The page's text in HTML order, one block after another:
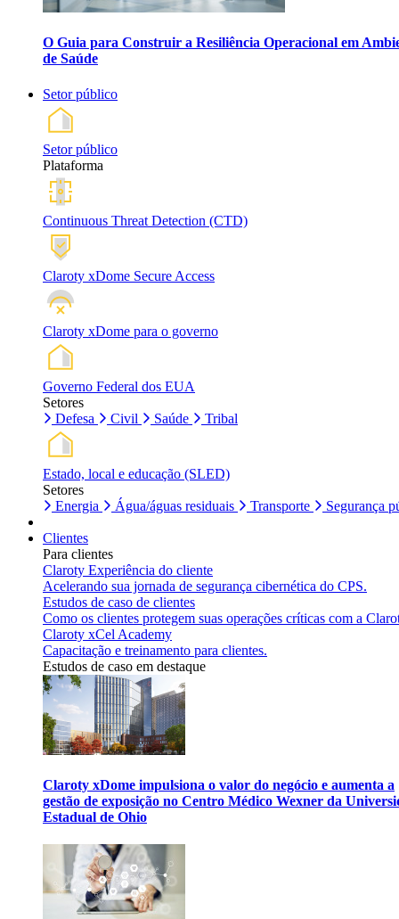
O Guia para Construir a Resiliência Operacional em
de Saúde
Setor público
Setor público
Plataforma
Continuous Threat Detection (CTD)
Claroty xDome Secure Access
Claroty xDome para o governo
Governo Federal dos EUA
Setores
Defesa
Civil Saúde Tribal
Estado, local e educação (SLED)
Setores
Energia
Água/águas residuais Transporte Segurança
Clientes
Para clientes
Claroty Experiência do cliente
Acelerando sua jornada de segurança cibernética do CPS.
Estudos de caso de clientes
Como os clientes protegem suas operações críticas com a
Claroty xCel Academy
Capacitação e treinamento para clientes.
Estudos de caso em destaque
Claroty xDome impulsiona o valor do negócio e aumenta a
gestão de exposição no Centro Médico Wexner da
Estadual de Ohio